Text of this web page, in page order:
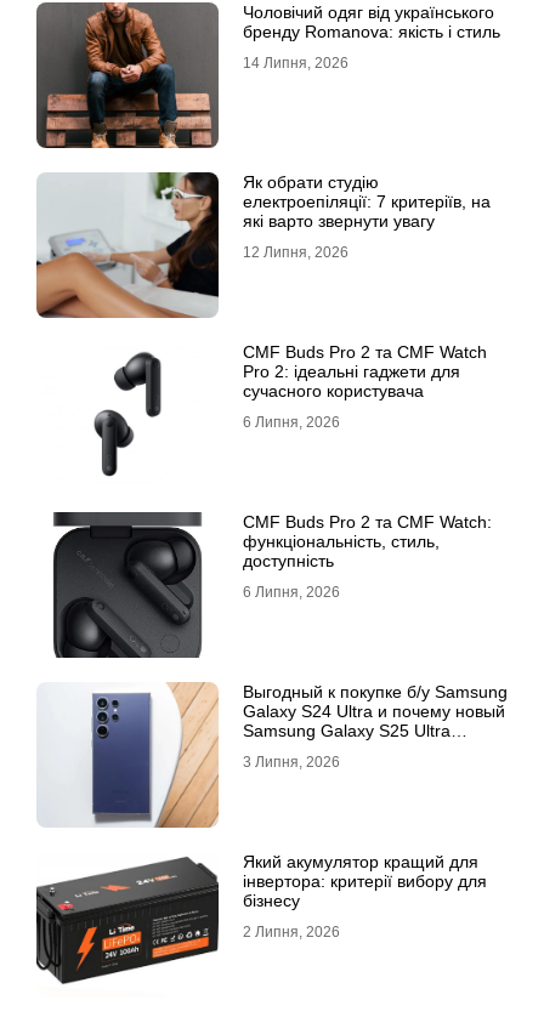
Чоловічий одяг від українського
бренду Romanova: якість і стиль
14 Липня, 2026
Як обрати студію
електроепіляції: 7 критеріїв, на
які варто звернути увагу
12 Липня, 2026
CMF Buds Pro 2 та CMF Watch
Pro 2: ідеальні гаджети для
сучасного користувача
6 Липня, 2026
CMF Buds Pro 2 та CMF Watch:
функціональність, стиль,
доступність
6 Липня, 2026
Выгодный к покупке б/у Samsung
Galaxy S24 Ultra и почему новый
Samsung Galaxy S25 Ultra
3 Липня, 2026
Який акумулятор кращий для
інвертора: критерії вибору для
бізнесу
2 Липня, 2026